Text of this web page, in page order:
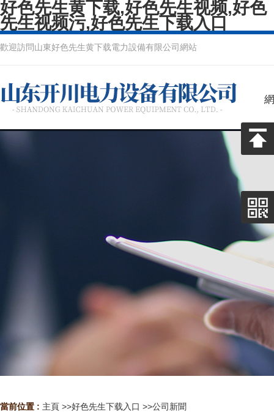
好色先生黄下载,好色先生视频,好色
先生视频污,好色先生下载入口
歡迎訪問山東好色先生黄下载電力設備有限公司網站
當前位置 : 主頁 >>好色先生下载入口 >>公司新聞